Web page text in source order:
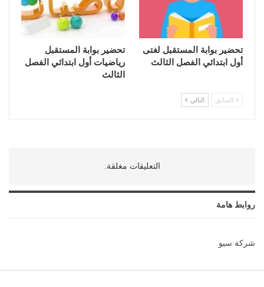
تحضير بوابة المستقبل لغتى
أول ابتدائي الفصل الثالث
تحضير بوابة المستقبل
رياضيات أول ابتدائي الفصل
الثالث
السابق التالي
التعليقات مغلقة.
روابط هامة
شركة سيو